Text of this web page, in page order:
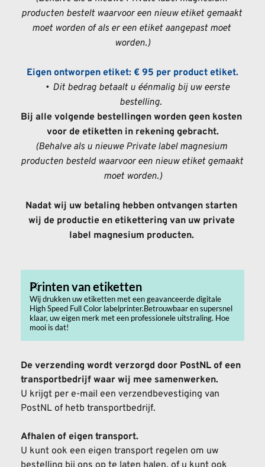
producten bestelt waarvoor een nieuw etiket gemaakt
moet worden of als er een etiket aangepast moet
worden.)
Eigen ontworpen etiket: € 95 per product etiket.
Dit bedrag betaalt u éénmalig bij uw eerste
bestelling.
Bij alle volgende bestellingen worden geen kosten
voor de etiketten in rekening gebracht.
(Behalve als u nieuwe Private label magnesium
producten besteld waarvoor een nieuw etiket gemaakt
moet worden.)
Nadat wij uw betaling hebben ontvangen starten
wij de productie en etikettering van uw private
label magnesium producten.
Printen van etiketten
Wij drukken uw etiketten met een geavanceerde digitale
High Speed Full Color labelprinter.Betrouwbaar en supersnel
klaar, uw eigen merk met een professionele uitstraling. Hoe
mooi is dat!
De verzending wordt verzorgd door PostNL of een
transportbedrijf waar wij mee samenwerken.
U krijgt per e-mail een verzendbevestiging van
PostNL of hetb transportbedrijf.
Afhalen of eigen transport.
U kunt ook een eigen transport regelen om uw